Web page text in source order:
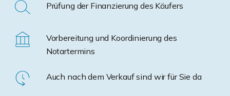
Prüfung der Finanzierung des Käufers
Vorbereitung und Koordinierung des
Notartermins
Auch nach dem Verkauf sind wir für Sie da